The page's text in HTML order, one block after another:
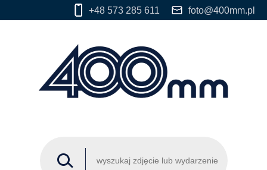
+48 573 285 611 foto@400mm.pl